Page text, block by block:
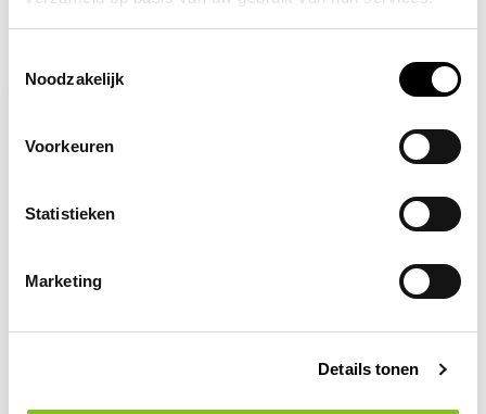
Noodzakelijk
Voorkeuren
Statistieken
Marketing
Details tonen